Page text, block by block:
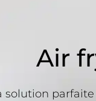
Air
solution